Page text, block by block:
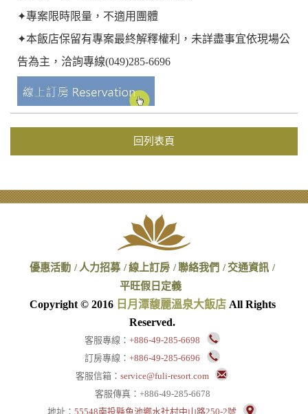
✦專案限時限量，不適用團體
✦本飯店保留有專案最終解釋權利，未詳盡事宜依現場公
告為主，洽詢專線(049)285-6696
回列表頁
優惠活動 人力招募 線上訂房 聯絡我們
交通資訊
平旺假日定義
Copyright © 2016 日月潭馥麗溫泉大飯店All Rights
Reserved.
客服專線： +886-49-285-6698
訂房專線： +886-49-285-6696
客服信箱： service@fuli-resort.com
客服傳真：+886-49-285-6678
地址： 55548南投縣魚池鄉水社村中山路250-2號